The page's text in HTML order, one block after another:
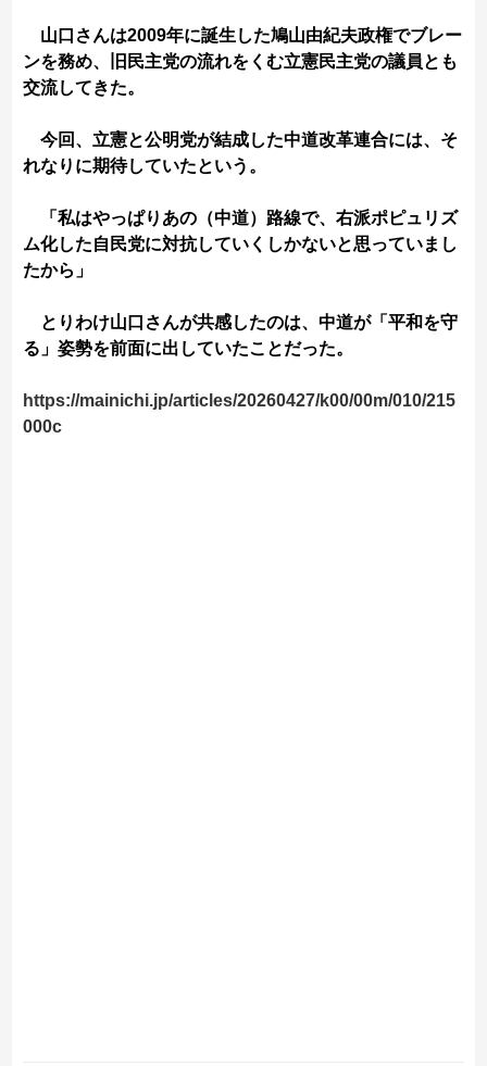
山口さんは2009年に誕生した鳩山由紀夫政権でブレー
ンを務め、旧民主党の流れをくむ立憲民主党の議員とも
交流してきた。
今回、立憲と公明党が結成した中道改革連合には、そ
れなりに期待していたという。
「私はやっぱりあの（中道）路線で、右派ポピュリズ
ム化した自民党に対抗していくしかないと思っていまし
たから」
とりわけ山口さんが共感したのは、中道が「平和を守
る」姿勢を前面に出していたことだった。
https://mainichi.jp/articles/20260427/k00/00m/010/215
000c